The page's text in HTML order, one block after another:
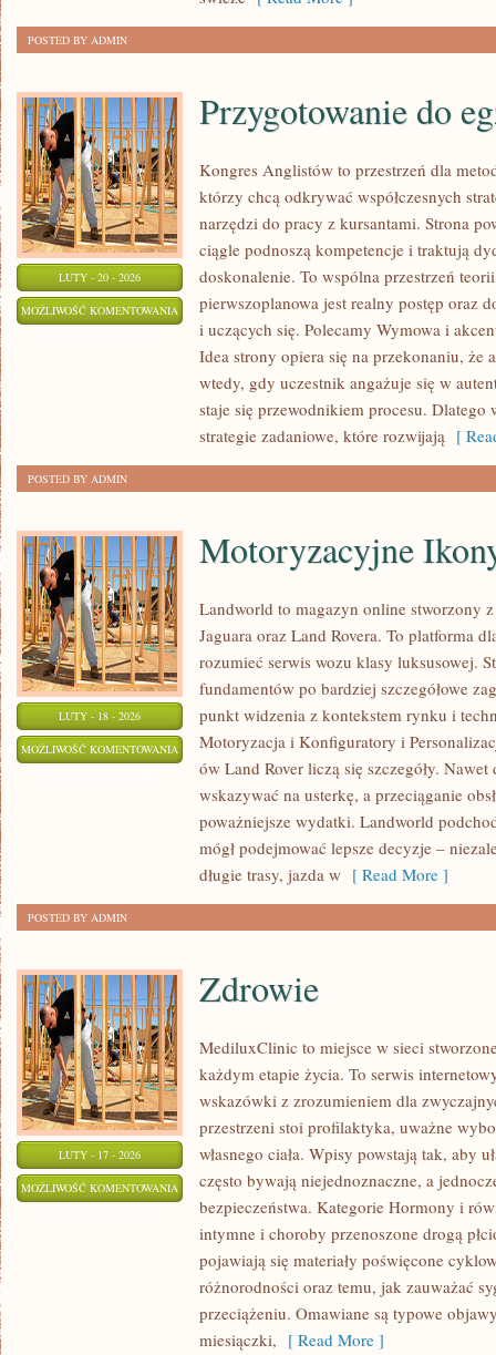
POSTED BY ADMIN
LUTY - 20 - 2026
MOŻLIWOŚĆ KOMENTOWANIA PRZYGOTOWANIE
EGZAMINÓW
Przygotowanie do
Kongres Anglistów to przestrzeń dla
którzy chcą odkrywać współczesnych
narzędzi do pracy z kursantami. Strona
ciągle podnoszą kompetencje i traktują
doskonalenie. To wspólna przestrzeń
pierwszoplanowa jest realny postęp oraz
i uczących się. Polecamy Wymowa i
Idea strony opiera się na przekonaniu, że
wtedy, gdy uczestnik angażuje się w
staje się przewodnikiem procesu.
strategie zadaniowe, które rozwijają [
POSTED BY ADMIN
LUTY - 18 - 2026
MOŻLIWOŚĆ KOMENTOWANIA MOTORYZACYJNE
IKONY
Motoryzacyjne
Landworld to magazyn online stworzony
Jaguara oraz Land Rovera. To platforma
rozumieć serwis wozu klasy luksusowej.
fundamentów po bardziej szczegółowe
punkt widzenia z kontekstem rynku i
Motoryzacja i Konfiguratory i
ów Land Rover liczą się szczegóły.
wskazywać na usterkę, a przeciąganie
poważniejsze wydatki. Landworld
mógł podejmować lepsze decyzje –
długie trasy, jazda w [ Read More ]
POSTED BY ADMIN
LUTY - 17 - 2026
MOŻLIWOŚĆ KOMENTOWANIA ZDROWIE
Zdrowie
MediluxClinic to miejsce w sieci
każdym etapie życia. To serwis
wskazówki z zrozumieniem dla
przestrzeni stoi profilaktyka, uważne
własnego ciała. Wpisy powstają tak, aby
często bywają niejednoznaczne, a
bezpieczeństwa. Kategorie Hormony i
intymne i choroby przenoszone drogą
pojawiają się materiały poświęcone
różnorodności oraz temu, jak zauważać
przeciążeniu. Omawiane są typowe
miesiączki, [ Read More ]